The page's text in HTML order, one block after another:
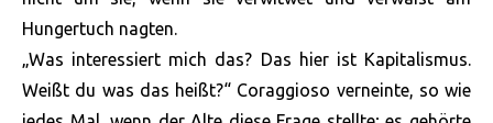
Hungertuch nagten.
„Was interessiert mich das? Das hier ist Kapitalismus.
Weißt du was das heißt?“ Coraggioso verneinte, so wie